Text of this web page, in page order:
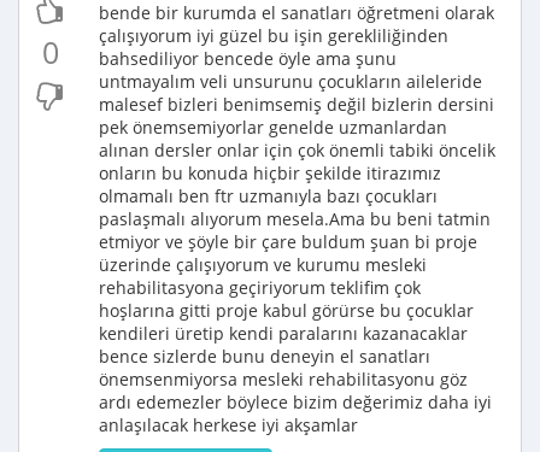
0
bende bir kurumda el sanatları öğretmeni olarak
çalışıyorum iyi güzel bu işin gerekliliğinden
bahsediliyor bencede öyle ama şunu
untmayalım veli unsurunu çocukların aileleride
malesef bizleri benimsemiş değil bizlerin dersini
pek önemsemiyorlar genelde uzmanlardan
alınan dersler onlar için çok önemli tabiki öncelik
onların bu konuda hiçbir şekilde itirazımız
olmamalı ben ftr uzmanıyla bazı çocukları
paslaşmalı alıyorum mesela.Ama bu beni tatmin
etmiyor ve şöyle bir çare buldum şuan bi proje
üzerinde çalışıyorum ve kurumu mesleki
rehabilitasyona geçiriyorum teklifim çok
hoşlarına gitti proje kabul görürse bu çocuklar
kendileri üretip kendi paralarını kazanacaklar
bence sizlerde bunu deneyin el sanatları
önemsenmiyorsa mesleki rehabilitasyonu göz
ardı edemezler böylece bizim değerimiz daha iyi
anlaşılacak herkese iyi akşamlar